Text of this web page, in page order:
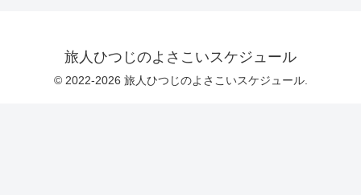
旅人ひつじのよさこいスケジュール
© 2022-2026 旅人ひつじのよさこいスケジュール.